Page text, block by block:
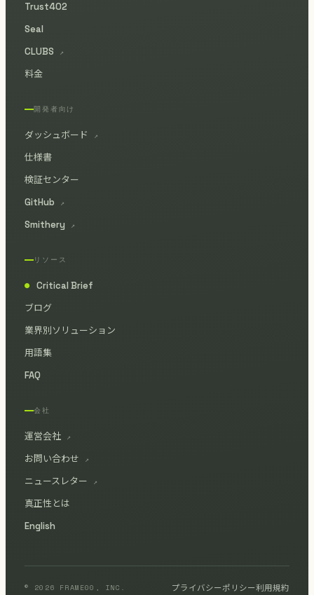
Trust402
Seal
CLUBS
↗
料金
開発者向け
ダッシュボード ↗
仕様書
検証センター
GitHub
↗
Smithery ↗
リソース
●
Critical Brief
ブログ
業界別ソリューション
用語集
FAQ
会社
運営会社 ↗
お問い合わせ ↗
ニュースレター ↗
真正性とは
English
© 2026 FRAME00, INC. プライバシーポリシー利用規約